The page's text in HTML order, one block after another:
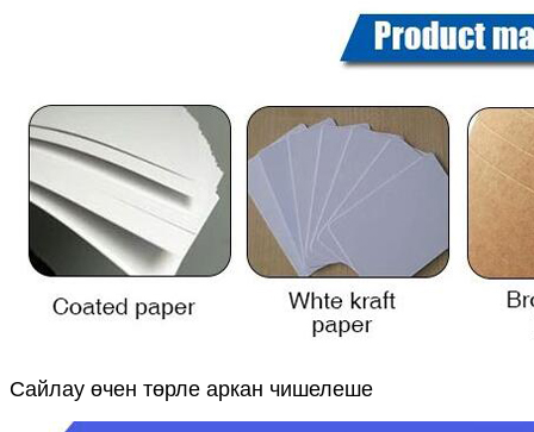
Сайлау өчен төрле аркан чишелеше